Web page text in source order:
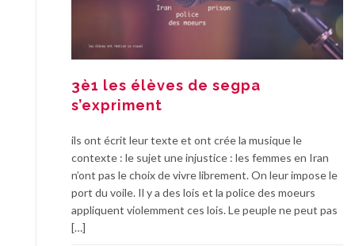
3è1 les élèves de segpa
s’expriment
ils ont écrit leur texte et ont crée la musique le
contexte : le sujet une injustice : les femmes en Iran
n’ont pas le choix de vivre librement. On leur impose le
port du voile. Il y a des lois et la police des moeurs
appliquent violemment ces lois. Le peuple ne peut pas
[…]